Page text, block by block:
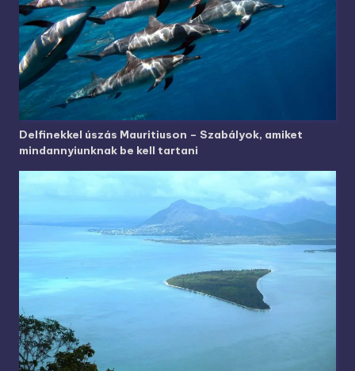
Delfinekkel úszás Mauritiuson – Szabályok, amiket
mindannyiunknak be kell tartani